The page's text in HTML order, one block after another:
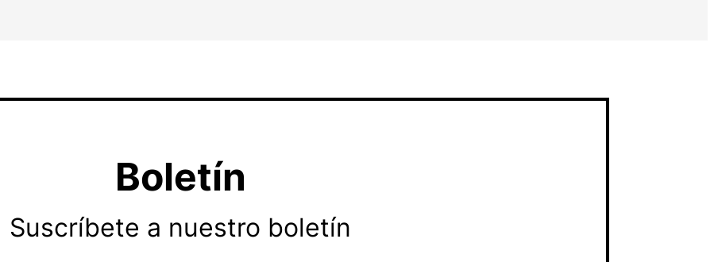
Boletín
Suscríbete a nuestro boletín